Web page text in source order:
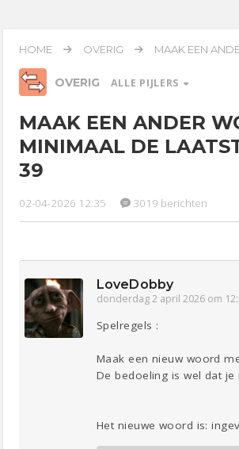
HOME OVERIG MAAK EEN
OVERIG ALLE PIJLERS
Studie
Entertainment Lijf & Lijn
MAAK EEN ANDER
MINIMAAL DE
39
02-04-2026 12:35 3019 berichten
LoveDobby
donderdag 2 april 2026 om
Spelregels :
Maak een nieuw woord
De bedoeling is wel dat
Het nieuwe woord is: